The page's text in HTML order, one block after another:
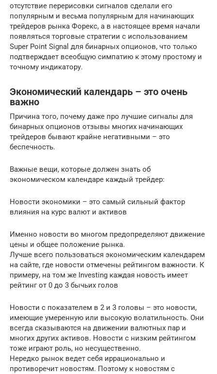
отсутствие перерисовки сигналов сделали его
популярным и весьма популярным для начинающих
трейдеров рынка Форекс, а в настоящее время начали
появляться торговые стратегии с использованием
Super Point Signal для бинарных опционов, что только
подтверждает всеобщую симпатию к этому простому и
точному индикатору.
Экономический календарь – это очень
важно
Причина того, почему даже про лучшие сигналы для
бинарных опционов отзывы многих начинающих
трейдеров бывают крайне негативными – это
беспечность.
Важные вещи, которые должен знать об
экономическом календаре каждый трейдер:
Новости экономики – это самый сильный фактор
влияния на курс валют и активов
Именно новости во многом предопределяют движение
цены и общее положение рынка.
Лучше всего пользоваться экономическим календарем
на сайте, где новости отмечены рейтингом важности. К
примеру, на том же Investing каждая новость имеет
рейтинг от 0 до 3 бычьих голов
Новости с показателем в 2 и 3 головы – это новости,
имеющие умеренную или высокую волатильность. Они
всегда сказываются на движении валютных пар и
многих других активов. Новости с низким рейтингом
тоже играют роль, но несущественно.
Нередко рынок ведет себя иррационально и
противоречит новостям. Поэтому к новостям с